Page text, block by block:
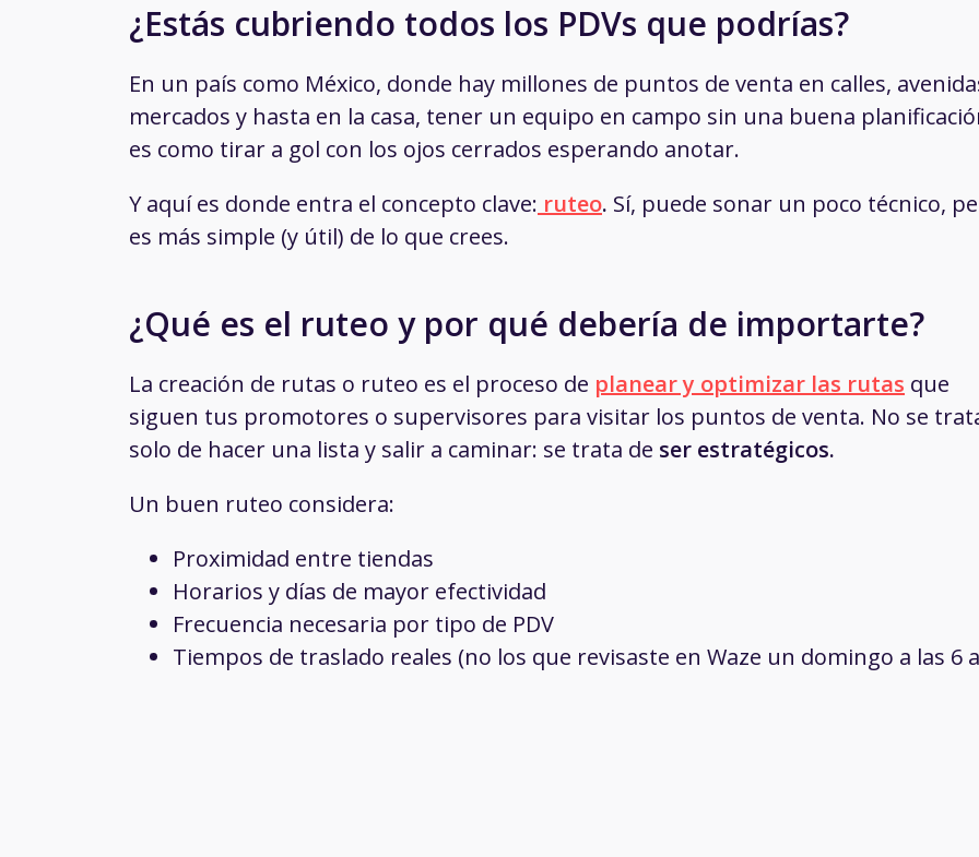
¿Estás cubriendo todos los PDVs que podrías?
En un país como México, donde hay millones de puntos de venta en calles,
mercados y hasta en la casa, tener un equipo en campo sin una buena
es como tirar a gol con los ojos cerrados esperando anotar.
Y aquí es donde entra el concepto clave: ruteo. Sí, puede sonar un poco técnico,
es más simple (y útil) de lo que crees.
¿Qué es el ruteo y por qué debería de importarte?
La creación de rutas o ruteo es el proceso de planear y optimizar las rutas que
siguen tus promotores o supervisores para visitar los puntos de venta. No se
solo de hacer una lista y salir a caminar: se trata de ser estratégicos.
Un buen ruteo considera:
Proximidad entre tiendas
Horarios y días de mayor efectividad
Frecuencia necesaria por tipo de PDV
Tiempos de traslado reales (no los que revisaste en Waze un domingo a las 6